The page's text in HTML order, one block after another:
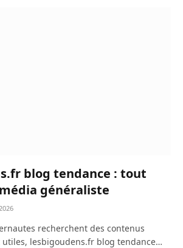
blog tendance : tout
généraliste
recherchent des contenus
utiles, lesbigoudens.fr blog tendance…